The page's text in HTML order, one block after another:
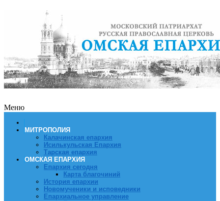
Меню
МИТРОПОЛИЯ
Калачинская епархия
Исилькульская Епархия
Тарская епархия
ОМСКАЯ ЕПАРХИЯ
Епархия сегодня
Карта благочиний
История епархии
Новомученики и исповедники
Епархиальное управление